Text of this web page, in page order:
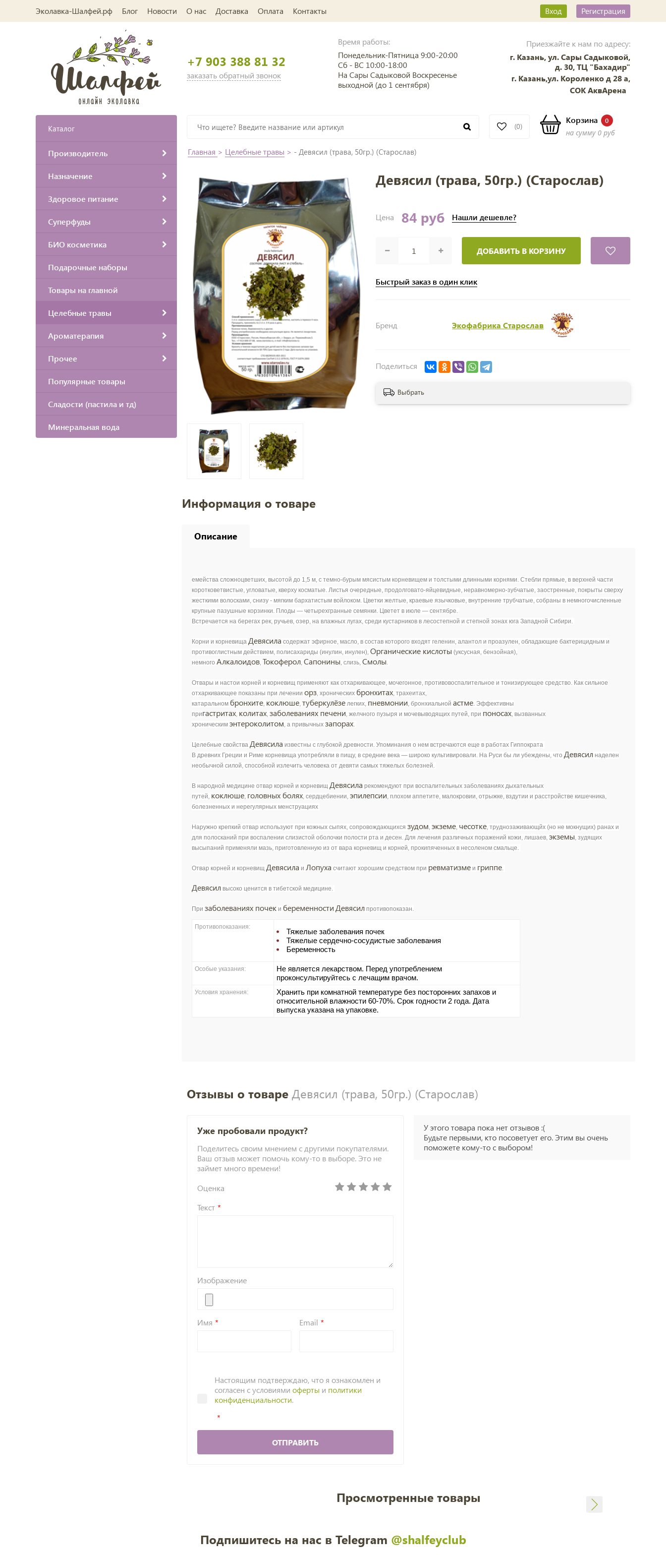
Эколавка-Шалфей.рф Блог Новости О нас Доставка Оплата Контакты Вход Регистрация
+7 903 388 81 32
заказать обратный звонок
Время работы:
Понедельник-Пятница 9:00-20:00
Сб - ВС 10:00-18:00
На Сары Садыковой Воскресенье
выходной (до 1 сентября)
Приезжайте к нам по адресу:
г. Казань, ул. Сары Садыковой,
д. 30, ТЦ "Бахадир"
г. Казань,ул. Короленко д 28 а,
СОК АквАрена
(0)
Корзина 0
на сумму 0 руб
Каталог
Производитель
Назначение
Здоровое питание
Суперфуды
БИО косметика
Подарочные наборы
Товары на главной
Целебные травы
Ароматерапия
Прочее
Популярные товары
Сладости (пастила и тд)
Минеральная вода
Главная > Целебные травы > - Девясил (трава, 50гр.) (Старослав)
Девясил (трава, 50гр.) (Старослав)
Цена 84 руб Нашли дешевле?
ДОБАВИТЬ В КОРЗИНУ
Быстрый заказ в один клик
Бренд Экофабрика Старослав
Поделиться
Выбрать
Информация о товаре
Описание
емейства сложноцветших, высотой до 1,5 м, с темно-бурым мясистым корневищем и толстыми длинными корнями. Стебли прямые, в верхней части
коротковетвистые, угловатые, кверху косматые. Листья очередные, продолговато-яйцевидные, неравномерно-зубчатые, заостренные, покрыты сверху
жесткими волосками, снизу - мягким бархатистым войлоком. Цветки желтые, краевые язычковые, внутренние трубчатые, собраны в немногочисленные
крупные пазушные корзинки. Плоды — четырехгранные семянки. Цветет в июле — сентябре.
Встречается на берегах рек, ручьев, озер, на влажных лугах, среди кустарников в лесостепной и степной зонах юга Западной Сибири.
Корни и корневища Девясила содержат эфирное, масло, в состав которого входят геленин, алантол и проазулен, обладающие бактерицидным и
противоглистным действием, полисахариды (инулин, инулен), Органические кислоты (уксусная, бензойная),
немного Алкалоидов, Токоферол, Сапонины, слизь, Смолы.
Отвары и настои корней и корневищ применяют как отхаркивающее, мочегонное, противовоспалительное и тонизирующее средство. Как сильное
отхаркивающее показаны при лечении орз, хронических бронхитах, трахеитах,
катаральном бронхите, коклюше, туберкулёзе легких, пневмонии, бронхиальной астме. Эффективны
пригастритах, колитах, заболеваниях печени, желчного пузыря и мочевыводящих путей, при поносах, вызванных
хроническим энтероколитом, а привычных запорах.
Целебные свойства Девясила известны с глубокой древности. Упоминания о нем встречаются еще в работах Гиппократа
В древних Греции и Риме корневища употребляли в пищу, в средние века — широко культивировали. На Руси бы ли убеждены, что Девясил наделен
необычной силой, способной излечить человека от девяти самых тяжелых болезней.
В народной медицине отвар корней и корневищ Девясила рекомендуют при воспалительных заболеваниях дыхательных
путей, коклюше, головных болях, сердцебиении, эпилепсии, плохом аппетите, малокровии, отрыжке, вздутии и расстройстве кишечника,
болезненных и нерегулярных менструациях
Наружно крепкий отвар используют при кожных сыпях, сопровождающихся зудом, экземе, чесотке, труднозаживающйх (но не мокнущих) ранах и
для полосканий при воспалении слизистой оболочки полости рта и десен. Для лечения различных поражений кожи, лишаев, экземы, зудящих
высыпаний применяли мазь, приготовленную из от вара корневищ и корней, прокипяченных в несоленом смальце.
Отвар корней и корневищ Девясила и Лопуха считают хорошим средством при ревматизме и гриппе.
Девясил высоко ценится в тибетской медицине.
При заболеваниях почек и беременности Девясил противопоказан.
Противопоказания:
Тяжелые заболевания почек
Тяжелые сердечно-сосудистые заболевания
Беременность
Особые указания:
Не является лекарством. Перед употреблением
проконсультируйтесь с лечащим врачом.
Условия хранения:
Хранить при комнатной температуре без посторонних запахов и
относительной влажности 60-70%. Срок годности 2 года. Дата
выпуска указана на упаковке.
Отзывы о товаре Девясил (трава, 50гр.) (Старослав)
Уже пробовали продукт?
Поделитесь своим мнением с другими покупателями.
Ваш отзыв может помочь кому-то в выборе. Это не
займет много времени!
Оценка
Текст
Изображение
Имя Email
Настоящим подтверждаю, что я ознакомлен и
согласен с условиями оферты и политики
конфиденциальности.
ОТПРАВИТЬ
У этого товара пока нет отзывов :(
Будьте первыми, кто посоветует его. Этим вы очень
поможете кому-то с выбором!
Просмотренные товары
Подпишитесь на нас в Telegram @shalfeyclub